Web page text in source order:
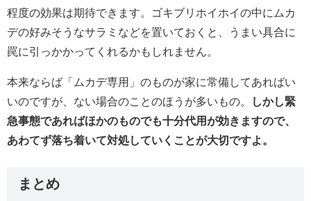
程度の効果は期待できます。ゴキブリホイホイの中にムカ
デの好みそうなサラミなどを置いておくと、うまい具合に
罠に引っかかってくれるかもしれません。
本来ならば「ムカデ専用」のものが家に常備してあればい
いのですが、ない場合のことのほうが多いもの。
しかし緊
急事態であればほかのものでも十分代用が効きますので、
あわてず落ち着いて対処していくことが大切ですよ。
まとめ